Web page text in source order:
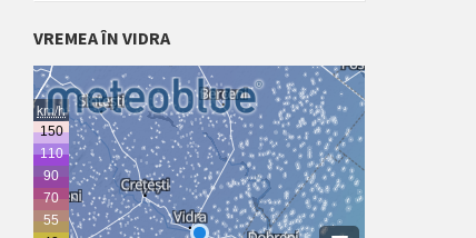
VREMEA ÎN VIDRA